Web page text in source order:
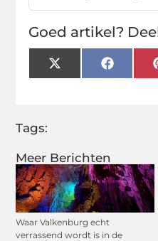
Meer Berichten
Waar Valkenburg echt
verrassend wordt is in de
Goed artikel?
X
(Twitter)
Tags: